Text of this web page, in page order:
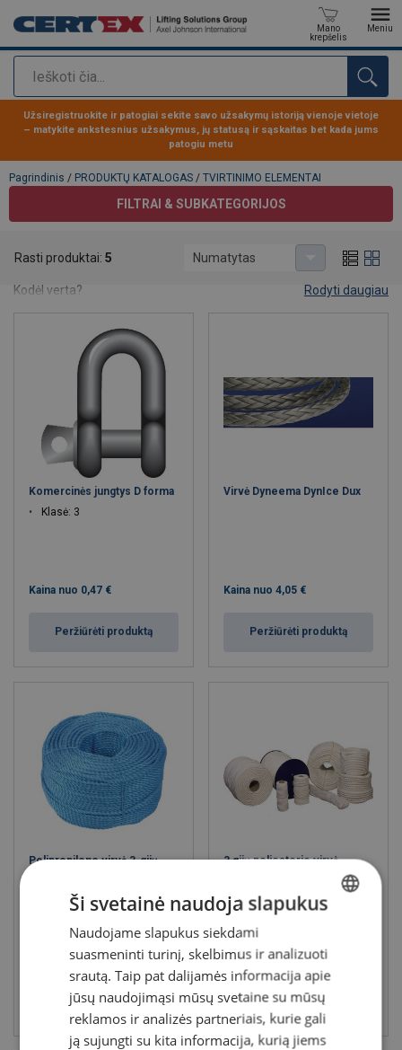
Paieška
Mano
krepšelis
Meniu
Produktas buvo pridėtas prie jūsų užklausos
Užsiregistruokite ir patogiai sekite savo užsakymų istoriją vienoje vietoje
– matykite ankstesnius užsakymus, jų statusą ir sąskaitas bet kada jums
patogiu metu
Pagrindinis / PRODUKTŲ KATALOGAS / TVIRTINIMO ELEMENTAI
FILTRAI & SUBKATEGORIJOS
– patogiau dirbti, greičiau užbaigti.
Kodėl verta?
paspaudimų principu
Sertifikatai ir sąskaitos – vienoje vietoje, lengvai pasiekiami
Visa pirkimų istorija matoma 24/7
Mažiau administracijos, daugiau laiko darbui
Prisijunkite: https://www.certex.lt/lt/shop/register
Rodyti daugiau
Rasti produktai: 5 Numatytas
Komercinės jungtys D forma
Klasė: 3
Kaina nuo 0,47 €
Peržiūrėti produktą
Virvė Dyneema DynIce Dux
Kaina nuo 4,05 €
Peržiūrėti produktą
Polipropileno virvė 3-gijų
Peržiūrėti produktą
3 gijų poliesterio virvė
Min. trūkimo riba kN: 8.3 - 32.8
Peržiūrėti produktą
LITHUANIAN
ENGLISH TRANSLATION
Ši svetainė naudoja slapukus
Naudojame slapukus siekdami
suasmeninti turinį, skelbimus ir analizuoti
srautą. Taip pat dalijamės informacija apie
jūsų naudojimąsi mūsų svetaine su mūsų
reklamos ir analizės partneriais, kurie gali
ją sujungti su kita informacija, kurią jiems